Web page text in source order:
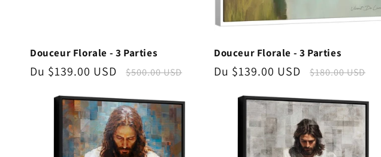
Douceur Florale - 3 Parties
Prix
Du $139.00 USD
Prix
$500.00 USD
Douceur Florale - 3 Parties
Prix
Du $139.00 USD
Prix
$180.00 USD